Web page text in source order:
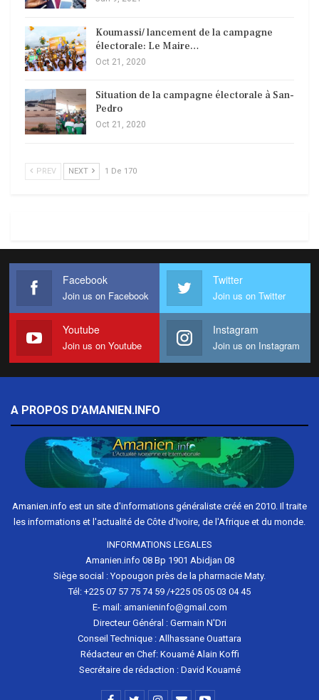
Koumassi/ lancement de la campagne
électorale: Le Maire…
Oct 21, 2020
Situation de la campagne électorale à San-
Pedro
Oct 21, 2020
PREV NEXT 1 De 170
Facebook
Join us on Facebook
Twitter
Join us on Twitter
Youtube
Join us on Youtube
Instagram
Join us on Instagram
A PROPOS D’AMANIEN.INFO
Amanien.info est un site d'informations généraliste créé en 2010. Il traite
les informations et l'actualité de Côte d'Ivoire, de l'Afrique et du monde.
INFORMATIONS LEGALES
Amanien.info 08 Bp 1901 Abidjan 08
Siège social : Yopougon près de la pharmacie Maty.
Tél: +225 07 57 75 74 59 /+225 05 05 03 04 45
E- mail: amanieninfo@gmail.com
Directeur Général : Germain N'Dri
Conseil Technique : Allhassane Ouattara
Rédacteur en Chef: Kouamé Alain Koffi
Secrétaire de rédaction : David Kouamé